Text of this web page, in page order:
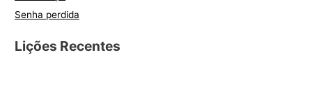
Senha perdida
Lições Recentes